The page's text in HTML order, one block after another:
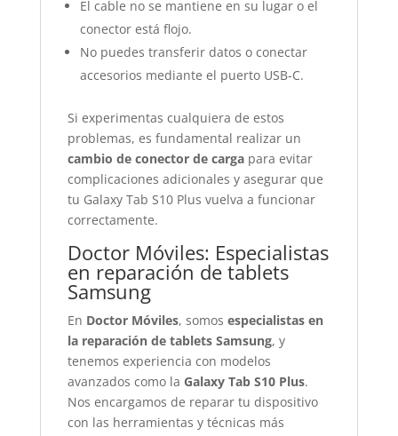
El cable no se mantiene en su lugar o el
conector está flojo.
No puedes transferir datos o conectar
accesorios mediante el puerto USB-C.
Si experimentas cualquiera de estos
problemas, es fundamental realizar un
cambio de conector de cargapara evitar
complicaciones adicionales y asegurar que
tu Galaxy Tab S10 Plus vuelva a funcionar
correctamente.
Doctor Móviles: Especialistas
en reparación de tablets
Samsung
En Doctor Móviles, somos especialistas en
la reparación de tablets Samsung, y
tenemos experiencia con modelos
avanzados como la Galaxy Tab S10 Plus.
Nos encargamos de reparar tu dispositivo
con las herramientas y técnicas más